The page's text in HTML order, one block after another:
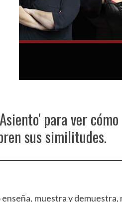
para ver
sus similitudes.
muestra y demuestra,